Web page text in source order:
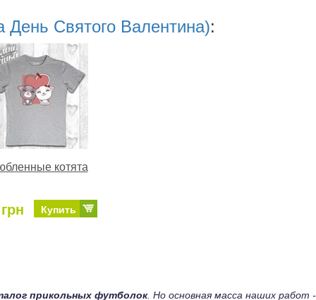
Святого Валентина):
котята
Купить
прикольных футболок. Но основная масса наших работ -